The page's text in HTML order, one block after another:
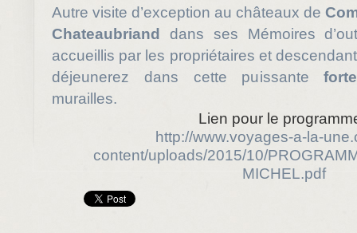
Autre visite d’exception au châteaux de
Chateaubriand
dans ses Mémoires
accueillis par les propriétaires et
déjeunerez dans cette puissante
murailles.
Lien pour le
http://www.voyages-a-la-
content/uploads/2015/10/
MICHEL.pdf